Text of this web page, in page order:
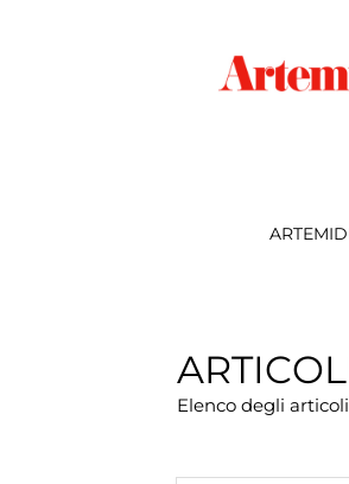
Elenco degli